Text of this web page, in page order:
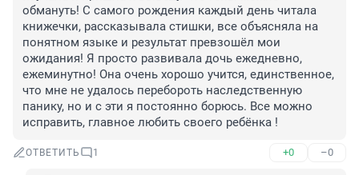
обмануть! С самого рождения каждый день читала
книжечки, рассказывала стишки, все объясняла на
понятном языке и результат превзошёл мои
ожидания! Я просто развивала дочь ежедневно,
ежеминутно! Она очень хорошо учится, единственное,
что мне не удалось перебороть наследственную
панику, но и с эти я постоянно борюсь. Все можно
исправить, главное любить своего ребёнка !
ОТВЕТИТЬ 1 +0 –0